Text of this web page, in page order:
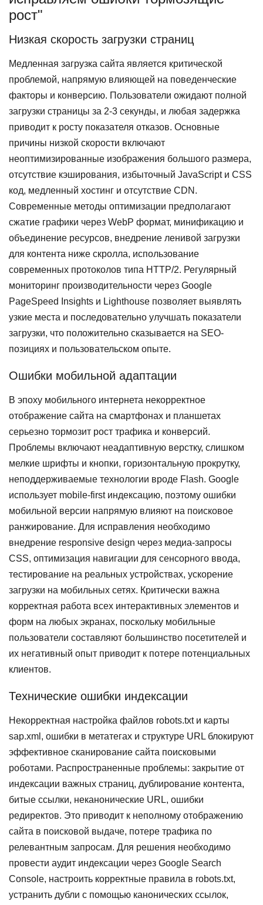
рост"
Низкая скорость загрузки страниц
Медленная загрузка сайта является критической
проблемой, напрямую влияющей на поведенческие
факторы и конверсию. Пользователи ожидают полной
загрузки страницы за 2-3 секунды, и любая задержка
приводит к росту показателя отказов. Основные
причины низкой скорости включают
неоптимизированные изображения большого размера,
отсутствие кэширования, избыточный JavaScript и CSS
код, медленный хостинг и отсутствие CDN.
Современные методы оптимизации предполагают
сжатие графики через WebP формат, минификацию и
объединение ресурсов, внедрение ленивой загрузки
для контента ниже скролла, использование
современных протоколов типа HTTP/2. Регулярный
мониторинг производительности через Google
PageSpeed Insights и Lighthouse позволяет выявлять
узкие места и последовательно улучшать показатели
загрузки, что положительно сказывается на SEO-
позициях и пользовательском опыте.
Ошибки мобильной адаптации
В эпоху мобильного интернета некорректное
отображение сайта на смартфонах и планшетах
серьезно тормозит рост трафика и конверсий.
Проблемы включают неадаптивную верстку, слишком
мелкие шрифты и кнопки, горизонтальную прокрутку,
неподдерживаемые технологии вроде Flash. Google
использует mobile-first индексацию, поэтому ошибки
мобильной версии напрямую влияют на поисковое
ранжирование. Для исправления необходимо
внедрение responsive design через медиа-запросы
CSS, оптимизация навигации для сенсорного ввода,
тестирование на реальных устройствах, ускорение
загрузки на мобильных сетях. Критически важна
корректная работа всех интерактивных элементов и
форм на любых экранах, поскольку мобильные
пользователи составляют большинство посетителей и
их негативный опыт приводит к потере потенциальных
клиентов.
Технические ошибки индексации
Некорректная настройка файлов robots.txt и карты
sap.xml, ошибки в метатегах и структуре URL блокируют
эффективное сканирование сайта поисковыми
роботами. Распространенные проблемы: закрытие от
индексации важных страниц, дублирование контента,
битые ссылки, неканонические URL, ошибки
редиректов. Это приводит к неполному отображению
сайта в поисковой выдаче, потере трафика по
релевантным запросам. Для решения необходимо
провести аудит индексации через Google Search
Console, настроить корректные правила в robots.txt,
устранить дубли с помощью канонических ссылок,